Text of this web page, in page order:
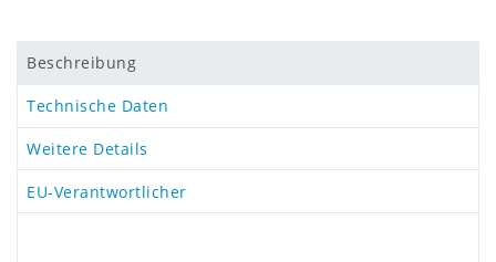
Beschreibung
Technische Daten
Weitere Details
EU-Verantwortlicher